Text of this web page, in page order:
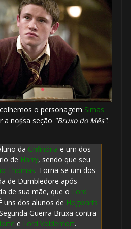
o personagem Simas
a nossa seção "Bruxo do Mês":
da Grifinória e um dos
de Harry, sendo que seu
Thomas. Torna-se um dos
de Dumbledore após
de sua mãe, que o Lord
uns dos alunos de Hogwarts
Guerra Bruxa contra
e Lord Voldemort.
🎈